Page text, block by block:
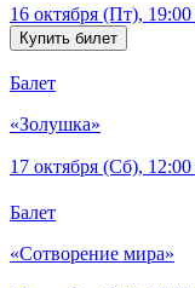
16 октября (Пт), 19:00
Балет
«Золушка»
17 октября (Сб), 12:00
Балет
«Сотворение мира»